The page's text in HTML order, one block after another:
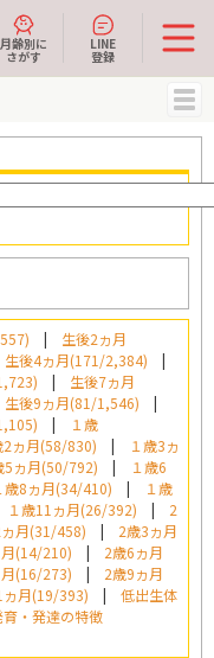
月齢別に
さがす
LINE
登録
MENU
| 生後2ヵ月
生後4ヵ月(171/2,384) |
| 生後7ヵ月
生後9ヵ月(81/1,546) |
|
１歳
2ヵ月(58/830) |
１歳3ヵ
5ヵ月(50/792) |
１歳6
歳8ヵ月(34/410) |
１歳
１歳11ヵ月(26/392) | 2
月(31/458) | 2歳3ヵ月
(14/210) | 2歳6ヵ月
(16/273) | 2歳9ヵ月
ヵ月(19/393) | 低出生体
育・発達の特徴